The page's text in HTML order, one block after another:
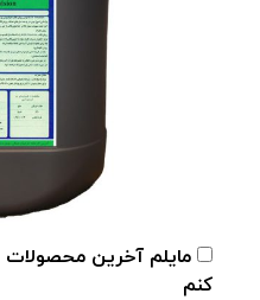
مایلم آخرین محصولات
کنم